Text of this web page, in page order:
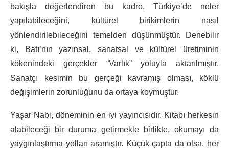
bakışla değerlendiren bu kadro, Türkiye’de neler
yapılabileceğini, kültürel birikimlerin nasıl
yönlendirilebileceğini temelden düşünmüştür. Denebilir
ki, Batı’nın yazınsal, sanatsal ve kültürel üretiminin
kökenindeki gerçekler “Varlık” yoluyla aktarılmıştır.
Sanatçı kesimin bu gerçeği kavramış olması, köklü
değişimlerin zorunluğunu da ortaya koymuştur.
Yaşar Nabi, döneminin en iyi yayıncısıdır. Kitabı herkesin
alabileceği bir duruma getirmekle birlikte, okumayı da
yaygınlaştırma yolları aramıştır. Küçük çapta da olsa, her